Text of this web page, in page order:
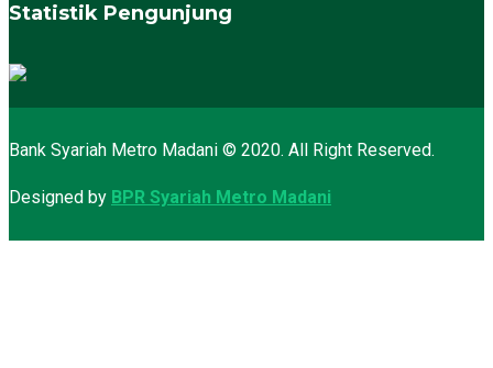
Statistik Pengunjung
Bank Syariah Metro Madani © 2020. All Right Reserved.
Designed by BPR Syariah Metro Madani